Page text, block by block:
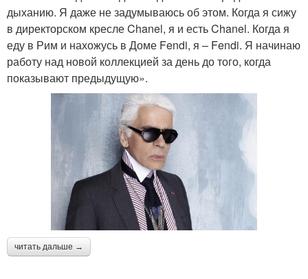
дыханию. Я даже не задумываюсь об этом. Когда я сижу
в директорском кресле Chanel, я и есть Chanel. Когда я
еду в Рим и нахожусь в Доме Fendi, я – Fendi. Я начинаю
работу над новой коллекцией за день до того, когда
показывают предыдущую».
читать дальше →